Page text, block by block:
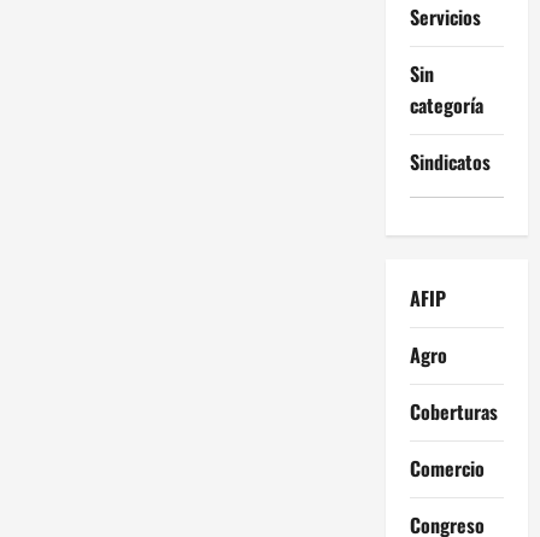
Servicios
Sin
categoría
Sindicatos
AFIP
Agro
Coberturas
Comercio
Congreso